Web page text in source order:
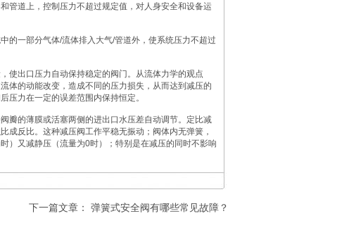
管道上，控制压力不超过规定值，对人身安全和设备运
的一部分气体/流体排入大气/管道外，使系统压力不超过
使出口压力自动保持稳定的阀门。从流体力学的观点
体的动能改变，造成不同的压力损失，从而达到减压的
压力在一定的误差范围内保持恒定。
瓣的薄膜或活塞两侧的进出口水压差自动调节。定比减
成反比。这种减压阀工作平稳无振动；阀体内无弹簧，
）又减静压（流量为0时）；特别是在减压的同时不影响
下一篇文章： 弹簧式安全阀有哪些常见故障？